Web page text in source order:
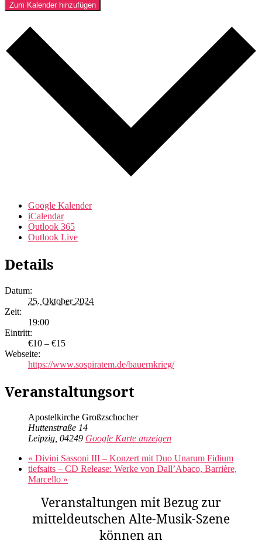
Zum Kalender hinzufügen
Google Kalender
iCalendar
Outlook 365
Outlook Live
Details
Datum:
25. Oktober 2024
Zeit:
19:00
Eintritt:
€10 – €15
Webseite:
https://www.sospiratem.de/bauernkrieg/
Veranstaltungsort
Apostelkirche Großzschocher
Huttenstraße 14
Leipzig, 04249 Google Karte anzeigen
« Divini Sassoni III – Konzert mit Duo Unarum Fidium
tiefsaits – CD Release: Werke von Dall’Abaco, Barrière,
Marcello »
Veranstaltungen mit Bezug zur
mitteldeutschen Alte-Musik-Szene
können an